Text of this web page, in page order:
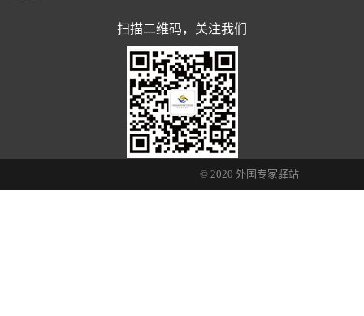
扫描二维码，关注我们
© 2020 外国专家驿站